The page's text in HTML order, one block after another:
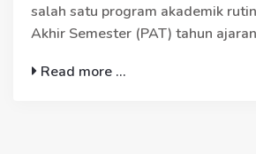
salah satu program akademik
Akhir Semester (PAT) tahun
Read more ...